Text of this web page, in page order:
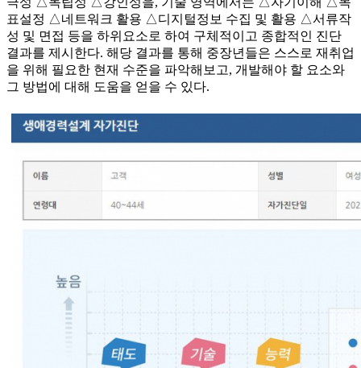
표설정 △네트워크 활용 △디지털정보 수집 및 활용 △서류작
성 및 면접 등을 하위요소로 하여 구체적이고 종합적인 진단
결과를 제시한다. 해당 결과를 통해 중장년들은 스스로 재취업
을 위해 필요한 현재 수준을 파악해보고, 개발해야 할 요소와
그 방법에 대해 도움을 얻을 수 있다.